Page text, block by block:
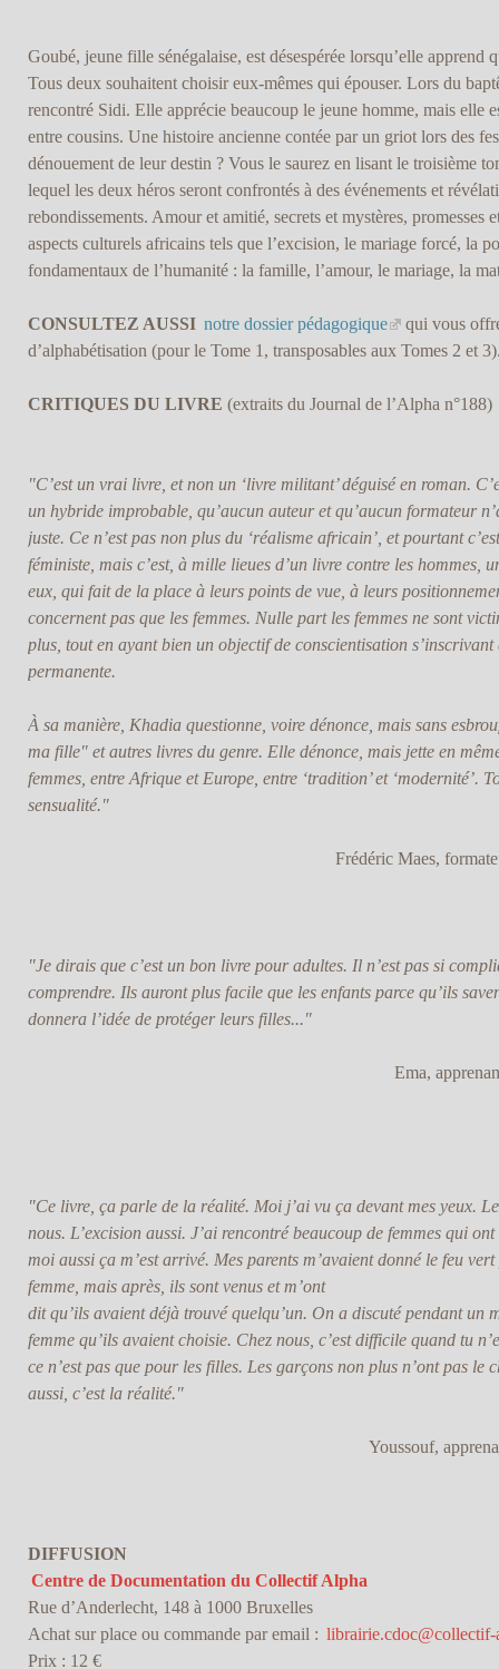
Goubé, jeune fille sénégalaise, est désespérée lorsqu’elle apprend
Tous deux souhaitent choisir eux-mêmes qui épouser. Lors du
rencontré Sidi. Elle apprécie beaucoup le jeune homme, mais elle
entre cousins. Une histoire ancienne contée par un griot lors des
dénouement de leur destin ? Vous le saurez en lisant le troisième
lequel les deux héros seront confrontés à des événements et
rebondissements. Amour et amitié, secrets et mystères, promesses
aspects culturels africains tels que l’excision, le mariage forcé, la
fondamentaux de l’humanité : la famille, l’amour, le mariage, la
CONSULTEZ AUSSI notre dossier pédagogique
qui vous
d’alphabétisation (pour le Tome 1, transposables aux Tomes 2 et
CRITIQUES DU LIVRE (extraits du Journal de l’Alpha n°188)
"C’est un vrai livre, et non un ‘livre militant’ déguisé en roman.
un hybride improbable, qu’aucun auteur et qu’aucun formateur
juste. Ce n’est pas non plus du ‘réalisme africain’, et pourtant
féministe, mais c’est, à mille lieues d’un livre contre les hommes,
eux, qui fait de la place à leurs points de vue, à leurs
concernent pas que les femmes. Nulle part les femmes ne sont
plus, tout en ayant bien un objectif de conscientisation s’inscrivant
permanente.
À sa manière, Khadia questionne, voire dénonce, mais sans
ma fille" et autres livres du genre. Elle dénonce, mais jette en
femmes, entre Afrique et Europe, entre ‘tradition’ et ‘modernité’.
sensualité."
Frédéric Maes,
"Je dirais que c’est un bon livre pour adultes. Il n’est pas si
comprendre. Ils auront plus facile que les enfants parce qu’ils
donnera l’idée de protéger leurs filles..."
Ema,
"Ce livre, ça parle de la réalité. Moi j’ai vu ça devant mes yeux.
nous. L’excision aussi. J’ai rencontré beaucoup de femmes qui
moi aussi ça m’est arrivé. Mes parents m’avaient donné le feu
femme, mais après, ils sont venus et m’ont
dit qu’ils avaient déjà trouvé quelqu’un. On a discuté pendant un
femme qu’ils avaient choisie. Chez nous, c’est difficile quand tu
ce n’est pas que pour les filles. Les garçons non plus n’ont pas le
aussi, c’est la réalité."
Youssouf,
DIFFUSION
Centre de Documentation du Collectif Alpha
Rue d’Anderlecht, 148 à 1000 Bruxelles
Achat sur place ou commande par email : librairie.cdoc@collectif-
Prix : 12 €